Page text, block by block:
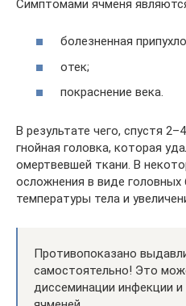
Симптомами ячменя
болезненная
отек;
покраснение века.
В результате чего, спустя
гнойная головка, которая
омертвевшей ткани. В
осложнения в виде
температуры тела и
Противопоказано
самостоятельно! Это
диссеминации инфекции